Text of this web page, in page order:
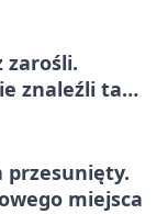
zarośli.
znaleźli tam
przesunięty.
miejsca